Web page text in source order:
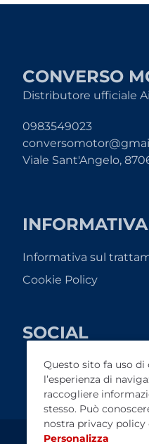
CONVERSO
Distributore ufficiale
0983549023
Viale Sant'Angelo,
INFORMATIVA
Informativa sul
Cookie Policy
SOCIAL
Questo sito fa uso
l’esperienza di
raccogliere
stesso. Può
nostra privacy policy
Personalizza